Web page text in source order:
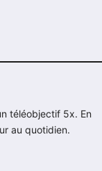
téléobjectif 5x. En
au quotidien.